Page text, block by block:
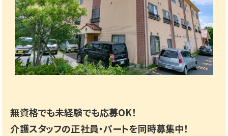
無資格でも未経験でも応募OK！
介護スタッフの正社員・パートを同時募集中！